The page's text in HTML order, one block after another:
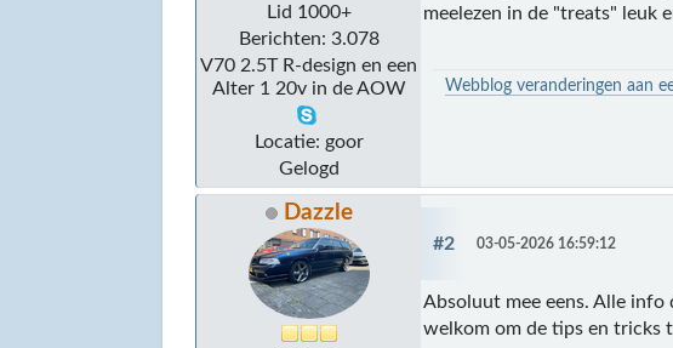
Lid 1000+
Berichten: 3.078
V70 2.5T R-design en een
Alter 1 20v in de AOW
Locatie: goor
Gelogd
meelezen in de "treats" leuk
Webblog veranderingen aan
Dazzle
#2 03-05-2026 16:59:12
Absoluut mee eens. Alle info
welkom om de tips en tricks